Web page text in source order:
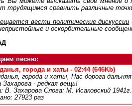
трудящимся сравнить различные
вести политические дискуcсии
и оскорбительные
песню:
города и хаты - 02:44 (646Kb)
города и хаты, Нас дорога
Захарова - редкая вещь!
В. Захарова Слова: М. Исаковский
27923 раз